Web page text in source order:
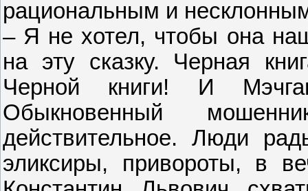
рациональным и
– Я не хотел, чтобы она
на эту сказку. Черная
Черной книги! И
Обыкновенный
действительное. Люди
эликсиры, привороты, в